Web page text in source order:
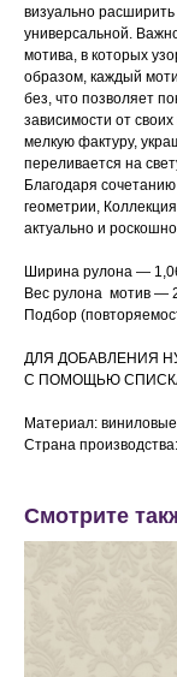
визуально
универсальной.
мотива, в которых
образом, каждый
без, что позволяет
зависимости от
мелкую фактуру,
переливается на
Благодаря
геометрии,
актуально и
Ширина рулона —
Вес рулона мотив —
Подбор
ДЛЯ ДОБАВЛЕНИЯ
С ПОМОЩЬЮ
Материал:
Страна
Смотрите